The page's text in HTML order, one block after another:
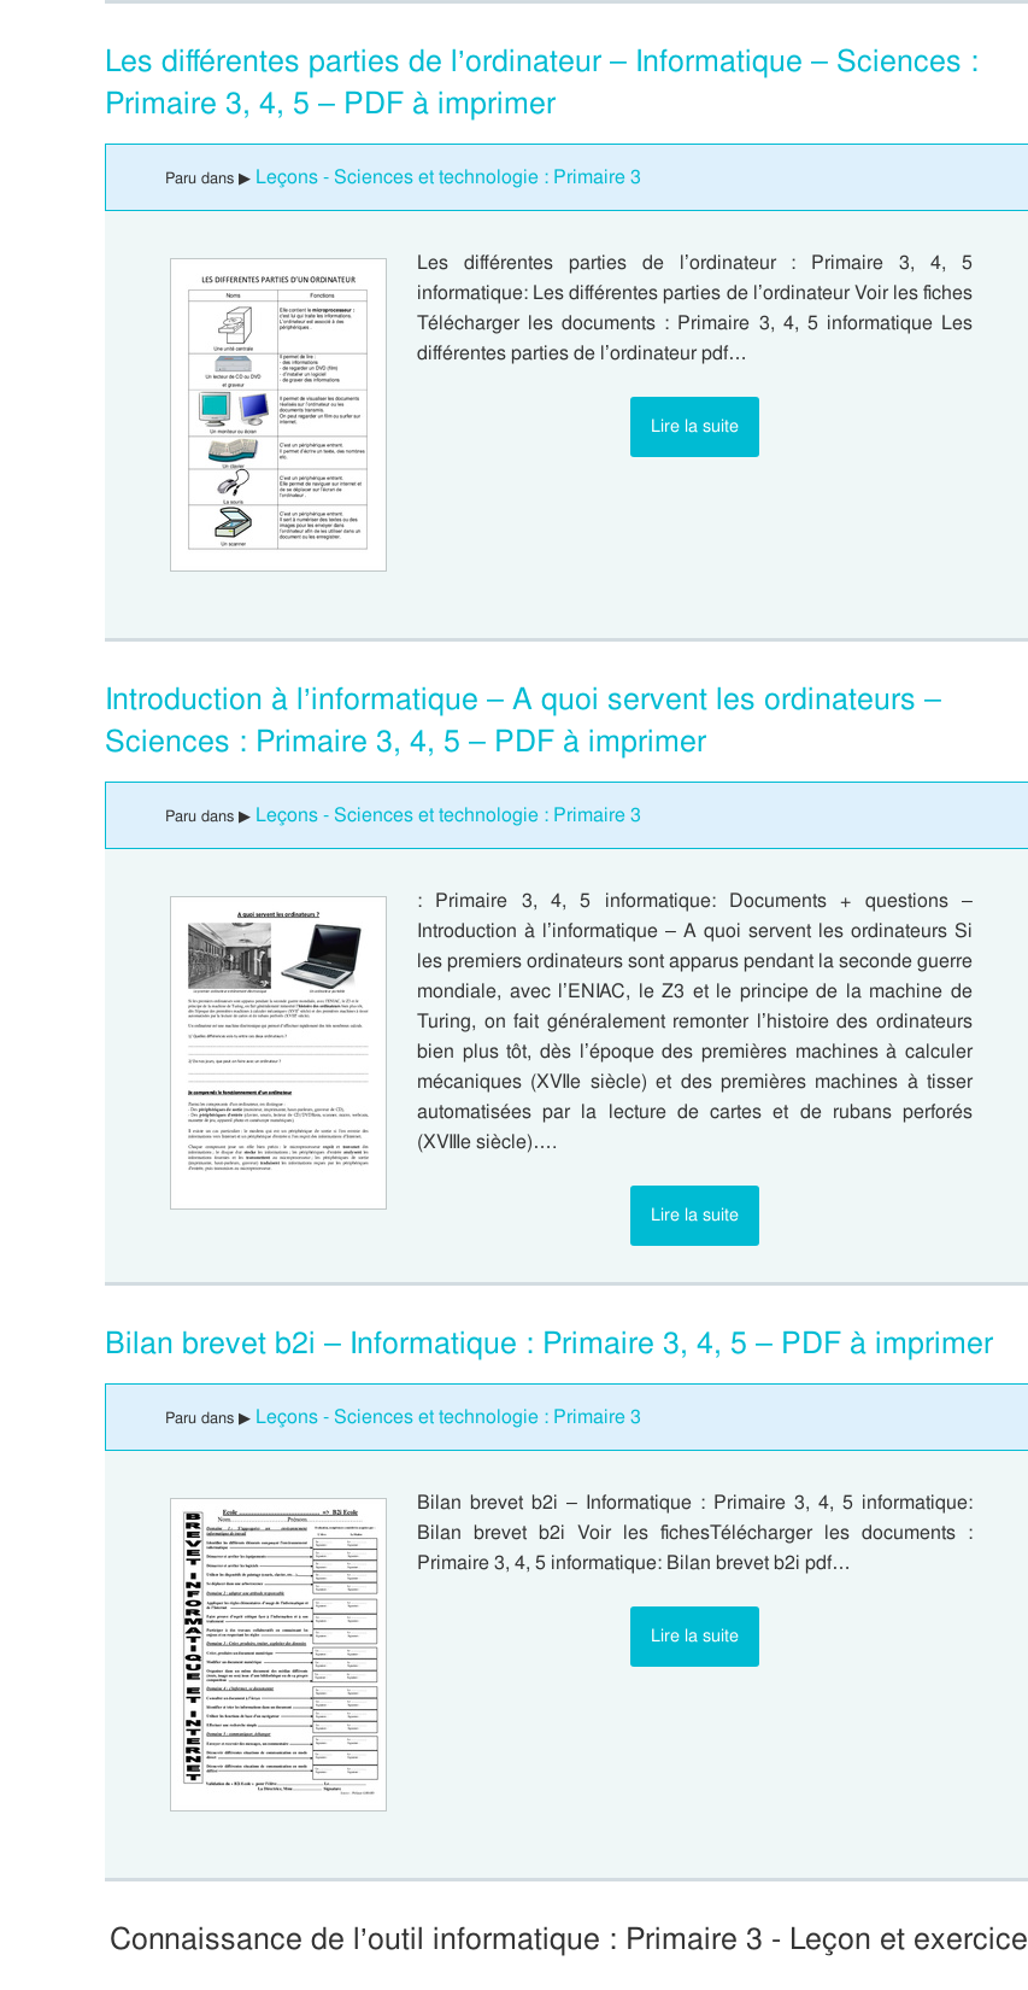
Les différentes parties de l’ordinateur – Informatique – Sciences :
Primaire 3, 4, 5 – PDF à imprimer
Paru dans ▶ Leçons - Sciences et technologie : Primaire 3
Les différentes parties de l’ordinateur : Primaire 3, 4, 5
informatique: Les différentes parties de l’ordinateur Voir les fiches
Télécharger les documents : Primaire 3, 4, 5 informatique Les
différentes parties de l’ordinateur pdf…
Lire la suite
Introduction à l’informatique – A quoi servent les ordinateurs –
Sciences : Primaire 3, 4, 5 – PDF à imprimer
Paru dans ▶ Leçons - Sciences et technologie : Primaire 3
: Primaire 3, 4, 5 informatique: Documents + questions –
Introduction à l’informatique – A quoi servent les ordinateurs Si
les premiers ordinateurs sont apparus pendant la seconde guerre
mondiale, avec l’ENIAC, le Z3 et le principe de la machine de
Turing, on fait généralement remonter l’histoire des ordinateurs
bien plus tôt, dès l’époque des premières machines à calculer
mécaniques (XVIIe siècle) et des premières machines à tisser
automatisées par la lecture de cartes et de rubans perforés
(XVIIIe siècle)….
Lire la suite
Bilan brevet b2i – Informatique : Primaire 3, 4, 5 – PDF à imprimer
Paru dans ▶ Leçons - Sciences et technologie : Primaire 3
Bilan brevet b2i – Informatique : Primaire 3, 4, 5 informatique:
Bilan brevet b2i Voir les fichesTélécharger les documents :
Primaire 3, 4, 5 informatique: Bilan brevet b2i pdf…
Lire la suite
Connaissance de l’outil informatique : Primaire 3 - Leçon et exercice